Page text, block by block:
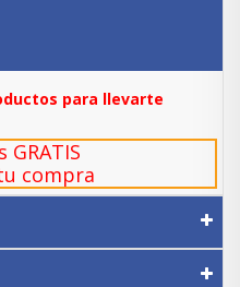
para llevarte
GRATIS
compra